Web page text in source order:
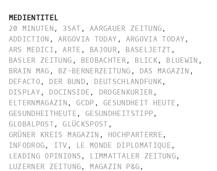
MEDIENTITEL
20 MINUTEN , 3SAT , AARGAUER ZEITUNG,
ADDICTION , ARGOVIA TODAY , ARGOVIA TODAY,
ARS MEDICI , ARTE , BAJOUR, BASELJETZT ,
BASLER ZEITUNG , BEOBACHTER, BLICK, BLUEWIN ,
BRAIN MAG , BZ-BERNERZEITUNG , DAS MAGAZIN ,
DEFACTO , DER BUND , DEUTSCHLANDFUNK,
DISPLAY, DOCINSIDE , DROGENKURIER ,
ELTERNMAGAZIN , GCDP , GESUNDHEIT HEUTE ,
GESUNDHEITHEUTE , GESUNDHEITSTIPP,
GLOBALPOST, GLÜCKSPOST ,
GRÜNER KREIS MAGAZIN , HOCHPARTERRE ,
INFODROG, ITV , LE MONDE DIPLOMATIQUE ,
LEADING OPINIONS , LIMMATTALER ZEITUNG,
LUZERNER ZEITUNG, MAGAZIN P&G,